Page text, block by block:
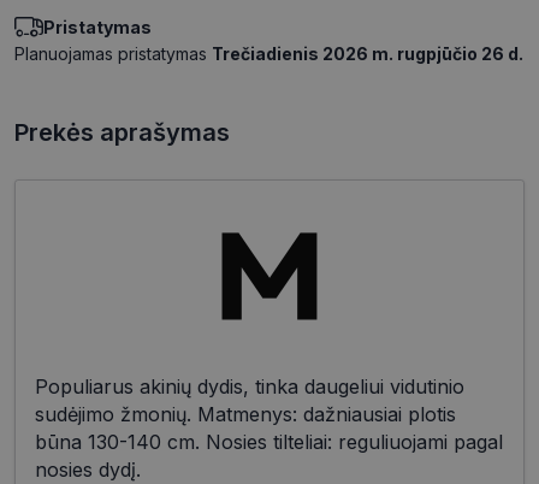
Pristatymas
Planuojamas pristatymas Trečiadienis 2026 m. rugpjūčio 26 d.
Prekės aprašymas
Populiarus akinių dydis, tinka daugeliui vidutinio
sudėjimo žmonių. Matmenys: dažniausiai plotis
būna 130-140 cm. Nosies tilteliai: reguliuojami pagal
nosies dydį.